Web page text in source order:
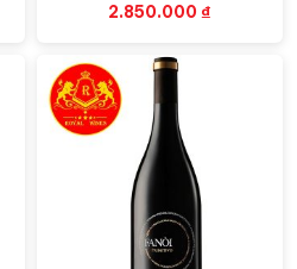
2.850.000 ₫